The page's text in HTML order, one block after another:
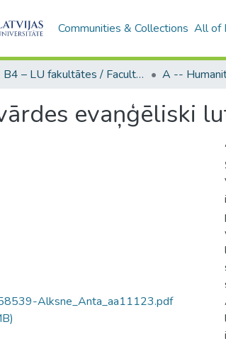
Communities & Collections All of
B4 – LU fakultātes / Faculties of the UL
evaņģēliski
Alksne_Anta_aa11123.pdf